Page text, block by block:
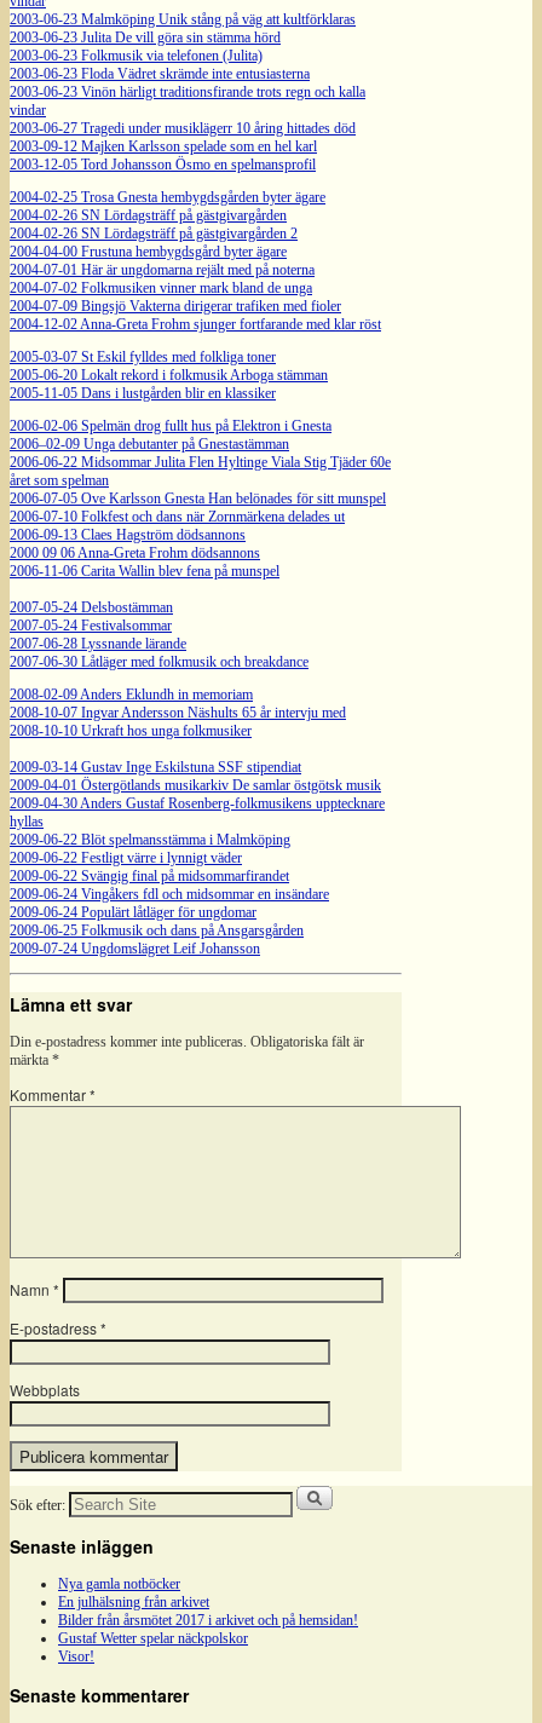
2003-06-23 Malmköping Unik stång på väg att kultförklaras
2003-06-23 Julita De vill göra sin stämma hörd
2003-06-23 Folkmusik via telefonen (Julita)
2003-06-23 Floda Vädret skrämde inte entusiasterna
2003-06-23 Vinön härligt traditionsfirande trots regn och kalla
vindar
2003-06-27 Tragedi under musiklägerr 10 åring hittades död
2003-09-12 Majken Karlsson spelade som en hel karl
2003-12-05 Tord Johansson Ösmo en spelmansprofil
2004-02-25 Trosa Gnesta hembygdsgården byter ägare
2004-02-26 SN Lördagsträff på gästgivargården
2004-02-26 SN Lördagsträff på gästgivargården 2
2004-04-00 Frustuna hembygdsgård byter ägare
2004-07-01 Här är ungdomarna rejält med på noterna
2004-07-02 Folkmusiken vinner mark bland de unga
2004-07-09 Bingsjö Vakterna dirigerar trafiken med fioler
2004-12-02 Anna-Greta Frohm sjunger fortfarande med klar röst
2005-03-07 St Eskil fylldes med folkliga toner
2005-06-20 Lokalt rekord i folkmusik Arboga stämman
2005-11-05 Dans i lustgården blir en klassiker
2006-02-06 Spelmän drog fullt hus på Elektron i Gnesta
2006–02-09 Unga debutanter på Gnestastämman
2006-06-22 Midsommar Julita Flen Hyltinge Viala Stig Tjäder 60e
året som spelman
2006-07-05 Ove Karlsson Gnesta Han belönades för sitt munspel
2006-07-10 Folkfest och dans när Zornmärkena delades ut
2006-09-13 Claes Hagström dödsannons
2000 09 06 Anna-Greta Frohm dödsannons
2006-11-06 Carita Wallin blev fena på munspel
2007-05-24 Delsbostämman
2007-05-24 Festivalsommar
2007-06-28 Lyssnande lärande
2007-06-30 Låtläger med folkmusik och breakdance
2008-02-09 Anders Eklundh in memoriam
2008-10-07 Ingvar Andersson Näshults 65 år intervju med
2008-10-10 Urkraft hos unga folkmusiker
2009-03-14 Gustav Inge Eskilstuna SSF stipendiat
2009-04-01 Östergötlands musikarkiv De samlar östgötsk musik
2009-04-30 Anders Gustaf Rosenberg-folkmusikens upptecknare
hyllas
2009-06-22 Blöt spelmansstämma i Malmköping
2009-06-22 Festligt värre i lynnigt väder
2009-06-22 Svängig final på midsommarfirandet
2009-06-24 Vingåkers fdl och midsommar en insändare
2009-06-24 Populärt låtläger för ungdomar
2009-06-25 Folkmusik och dans på Ansgarsgården
2009-07-24 Ungdomslägret Leif Johansson
Lämna ett svar
Din e-postadress kommer inte publiceras. Obligatoriska fält är
märkta *
Kommentar*
Namn *
E-postadress*
Webbplats
Sök efter:
Senaste inläggen
Nya gamla notböcker
En julhälsning från arkivet
Bilder från årsmötet 2017 i arkivet och på hemsidan!
Gustaf Wetter spelar näckpolskor
Visor!
Senaste kommentarer